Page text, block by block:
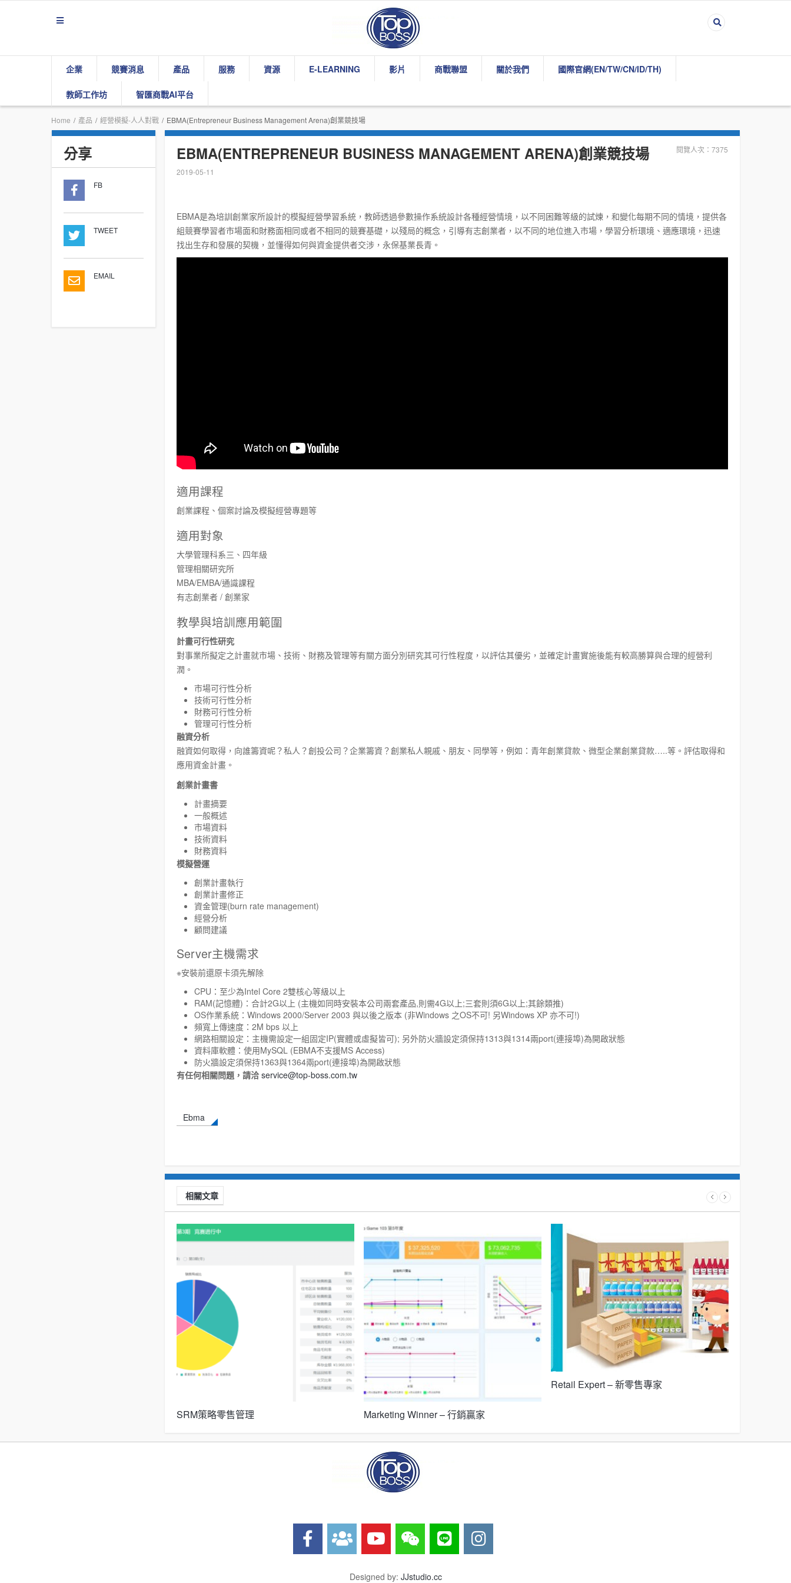
企業 競賽消息 產品 服務 資源 E-LEARNING 影片 商戰聯盟 關於我們 國際官網(EN/TW/CN/ID/TH)
教師工作坊 智匯商戰AI平台
Home / 產品 / 經營模擬-人人對戰 / EBMA(Entrepreneur Business Management Arena)創業競技場
分享
FB
TWEET
EMAIL
EBMA(ENTREPRENEUR BUSINESS MANAGEMENT ARENA)創業競技場
2019-05-11
閱覽人次：7375
EBMA是為培訓創業家所設計的模擬經營學習系統，教師透過參數操作系統設計各種經營情境，以不同困難等級的試煉，和變化每期不同的情境，提供各
組競賽學習者市場面和財務面相同或者不相同的競賽基礎，以殘局的概念，引導有志創業者，以不同的地位進入市場，學習分析環境、適應環境，迅速
找出生存和發展的契機，並懂得如何與資金提供者交涉，永保基業長青。
適用課程
創業課程、個案討論及模擬經營專題等
適用對象
大學管理科系三、四年級
管理相關研究所
MBA/EMBA/通識課程
有志創業者 / 創業家
教學與培訓應用範圍
計畫可行性研究
對事業所擬定之計畫就市場、技術、財務及管理等有關方面分別研究其可行性程度，以評估其優劣，並確定計畫實施後能有較高勝算與合理的經營利
潤。
市場可行性分析
技術可行性分析
財務可行性分析
管理可行性分析
融資分析
融資如何取得，向誰籌資呢？私人？創投公司？企業籌資？創業私人親戚、朋友、同學等，例如：青年創業貸款、微型企業創業貸款…..等。評估取得和
應用資金計畫。
創業計畫書
計畫摘要
一般概述
市場資料
技術資料
財務資料
模擬營運
創業計畫執行
創業計畫修正
資金管理(burn rate management)
經營分析
顧問建議
Server主機需求
※安裝前還原卡須先解除
CPU：至少為Intel Core 2雙核心等級以上
RAM(記憶體)：合計2G以上 (主機如同時安裝本公司兩套產品,則需4G以上;三套則須6G以上;其餘類推)
OS作業系統：Windows 2000/Server 2003 與以後之版本 (非Windows 之OS不可! 另Windows XP 亦不可!)
頻寬上傳速度：2M bps 以上
網路相關設定：主機需設定一組固定IP(實體或虛擬皆可); 另外防火牆設定須保持1313與1314兩port(連接埠)為開啟狀態
資料庫軟體：使用MySQL (EBMA不支援MS Access)
防火牆設定須保持1363與1364兩port(連接埠)為開啟狀態
有任何相關問題，請洽service@top-boss.com.tw
Ebma
相關文章
SRM策略零售管理 Marketing Winner – 行銷贏家
Retail Expert – 新零售專家
Designed by: JJstudio.cc